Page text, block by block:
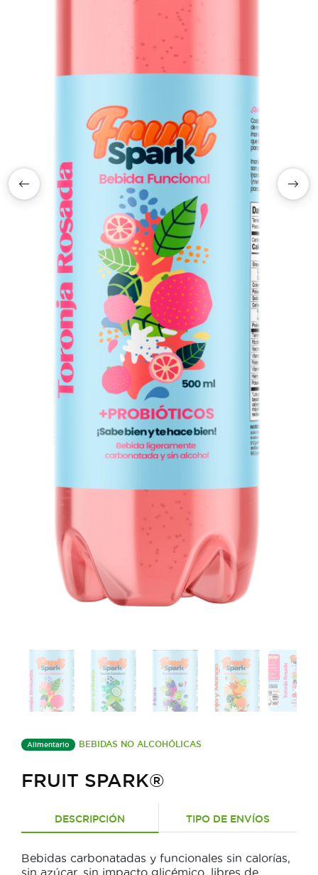
Alimentario BEBIDAS NO ALCOHÓLICAS
FRUIT SPARK®
DESCRIPCIÓN TIPO DE ENVÍOS
Bebidas carbonatadas y funcionales sin calorías,
sin azúcar, sin impacto glicémico, libres de